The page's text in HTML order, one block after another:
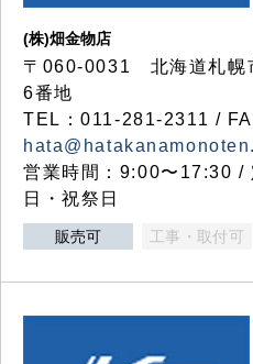
(株)畑金物店
〒060-0031 北海道札幌
6番地
TEL：011-281-2311 /
営業時間：9:00〜17:30 /
日・祝祭日
販売可 工事・取付可